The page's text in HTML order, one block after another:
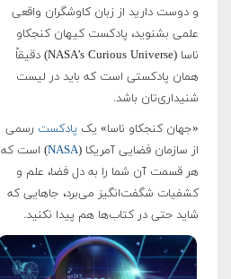
و دوست دارید از زبان کاوشگران واقعی
علمی بشنوید، پادکست کیهان کنجکاو
ناسا (NASA’s Curious Universe) دقیقاً
همان پادکستی است که باید در لیست
شنیداری‌تان باشد.
«جهان کنجکاو ناسا» یک پادکست رسمی
از سازمان فضایی آمریکا (NASA) است که
هر قسمت آن شما را به دل فضا، علم و
کشفیات شگفت‌انگیز می‌برد، جاهایی که
شاید حتی در کتاب‌ها هم پیدا نکنید.